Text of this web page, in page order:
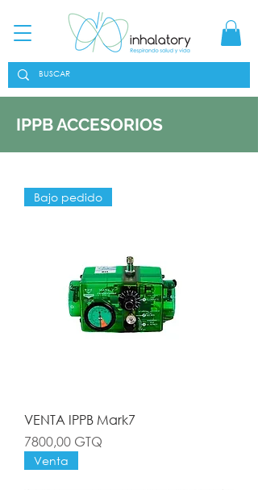
IPPB ACCESORIOS
Bajo pedido
VENTA IPPB Mark7
Precio
7800,00 GTQ
Venta